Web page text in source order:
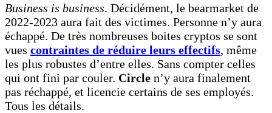
Business is business. Décidément, le bearmarket de
2022-2023 aura fait des victimes. Personne n’y aura
échappé. De très nombreuses boites cryptos se sont
vues contraintes de réduire leurs effectifs, même
les plus robustes d’entre elles. Sans compter celles
qui ont fini par couler. Circle n’y aura finalement
pas réchappé, et licencie certains de ses employés.
Tous les détails.